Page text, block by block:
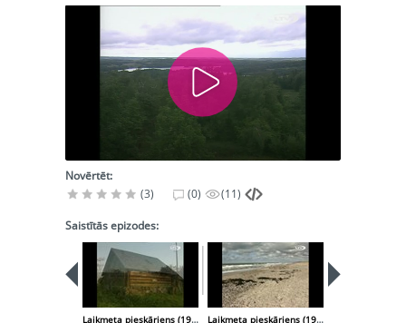
Novērtēt:
(3)
(0) (11)
Saistītās epizodes:
Laikmeta pieskāriens (1997-09-06) Laikmeta pieskāriens (1997-10-04)